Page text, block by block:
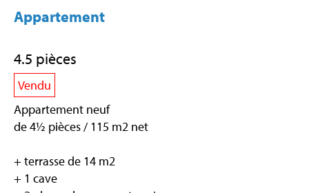
Appartement
4.5 pièces
Vendu
Appartement neuf
de 4½ pièces / 115 m2 net
+ terrasse de 14 m2
+ 1 cave